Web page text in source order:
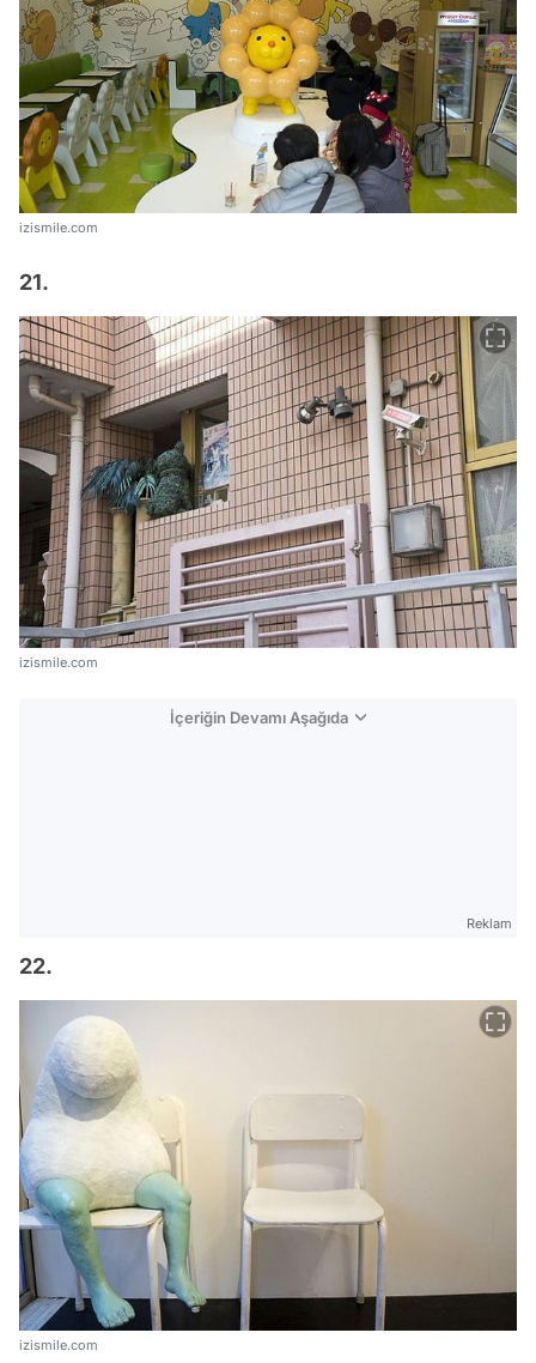
izismile.com
21.
izismile.com
İçeriğin Devamı Aşağıda
Reklam
22.
izismile.com